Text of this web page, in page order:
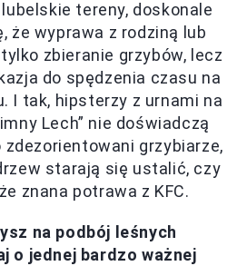
tereny, doskonale
że wyprawa z rodziną lub
zbieranie grzybów, lecz
do spędzenia czasu na
I tak, hipsterzy z urnami na
Lech” nie doświadczą
grzybiarze,
starają się ustalić, czy
znana potrawa z KFC.
na podbój leśnych
o jednej bardzo ważnej